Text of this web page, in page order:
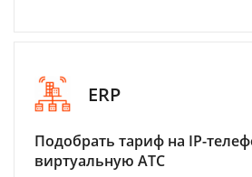
ERP
Подобрать тариф на IP-
виртуальную АТС